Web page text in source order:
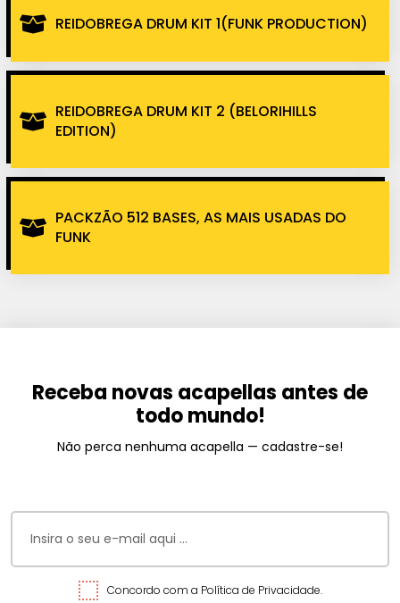
REIDOBREGA DRUM KIT 1(FUNK PRODUCTION)
REIDOBREGA DRUM KIT 2 (BELORIHILLS
EDITION)
PACKZÃO 512 BASES, AS MAIS USADAS DO
FUNK
Receba novas acapellas antes de
todo mundo!
Não perca nenhuma acapella — cadastre-se!
Concordo com a Política de Privacidade.